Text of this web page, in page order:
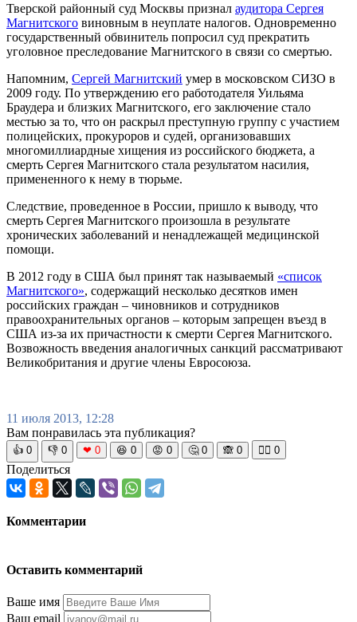
Тверской районный суд Москвы признал аудитора Сергея
Магнитского виновным в неуплате налогов. Одновременно
государственный обвинитель попросил суд прекратить
уголовное преследование Магнитского в связи со смертью.
Напомним, Сергей Магнитский умер в московском СИЗО в
2009 году. По утверждению его работодателя Уильяма
Браудера и близких Магнитского, его заключение стало
местью за то, что он раскрыл преступную группу с участием
полицейских, прокуроров и судей, организовавших
многомиллиардные хищения из российского бюджета, а
смерть Сергея Магнитского стала результатом насилия,
примененного к нему в тюрьме.
Следствие, проведенное в России, пришло к выводу, что
смерть Сергея Магнитского произошла в результате
хронических заболеваний и ненадлежащей медицинской
помощи.
В 2012 году в США был принят так называемый «список
Магнитского», содержащий несколько десятков имен
российских граждан – чиновников и сотрудников
правоохранительных органов – которым запрещен въезд в
США из-за их причастности к смерти Сергея Магнитского.
Возвожность введения аналогичных санкций рассматривают
Великобритания и другие члены Евросоюза.
11 июля 2013, 12:28
Вам понравилась эта публикация?
👍 0 👎 0 ❤ 0 😆 0 😡 0 🤔 0 🙈 0 🧘‍♀️ 0
Поделиться
Комментарии
Оставить комментарий
Ваше имя
Ваш email